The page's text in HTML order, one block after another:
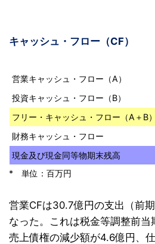
キャッシュ・フロー（CF）
営業キャッシュ・フロー（A）
投資キャッシュ・フロー（B）
フリー・キャッシュ・フロー（A＋B）
財務キャッシュ・フロー
現金及び現金同等物期末残高
* 単位：百万円
営業CFは30.7億円の支出（前
なった。これは税金等調整前当
売上債権の減少額が4.6億円、